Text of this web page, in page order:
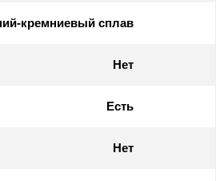
кремниевый сплав
Нет
Есть
Нет